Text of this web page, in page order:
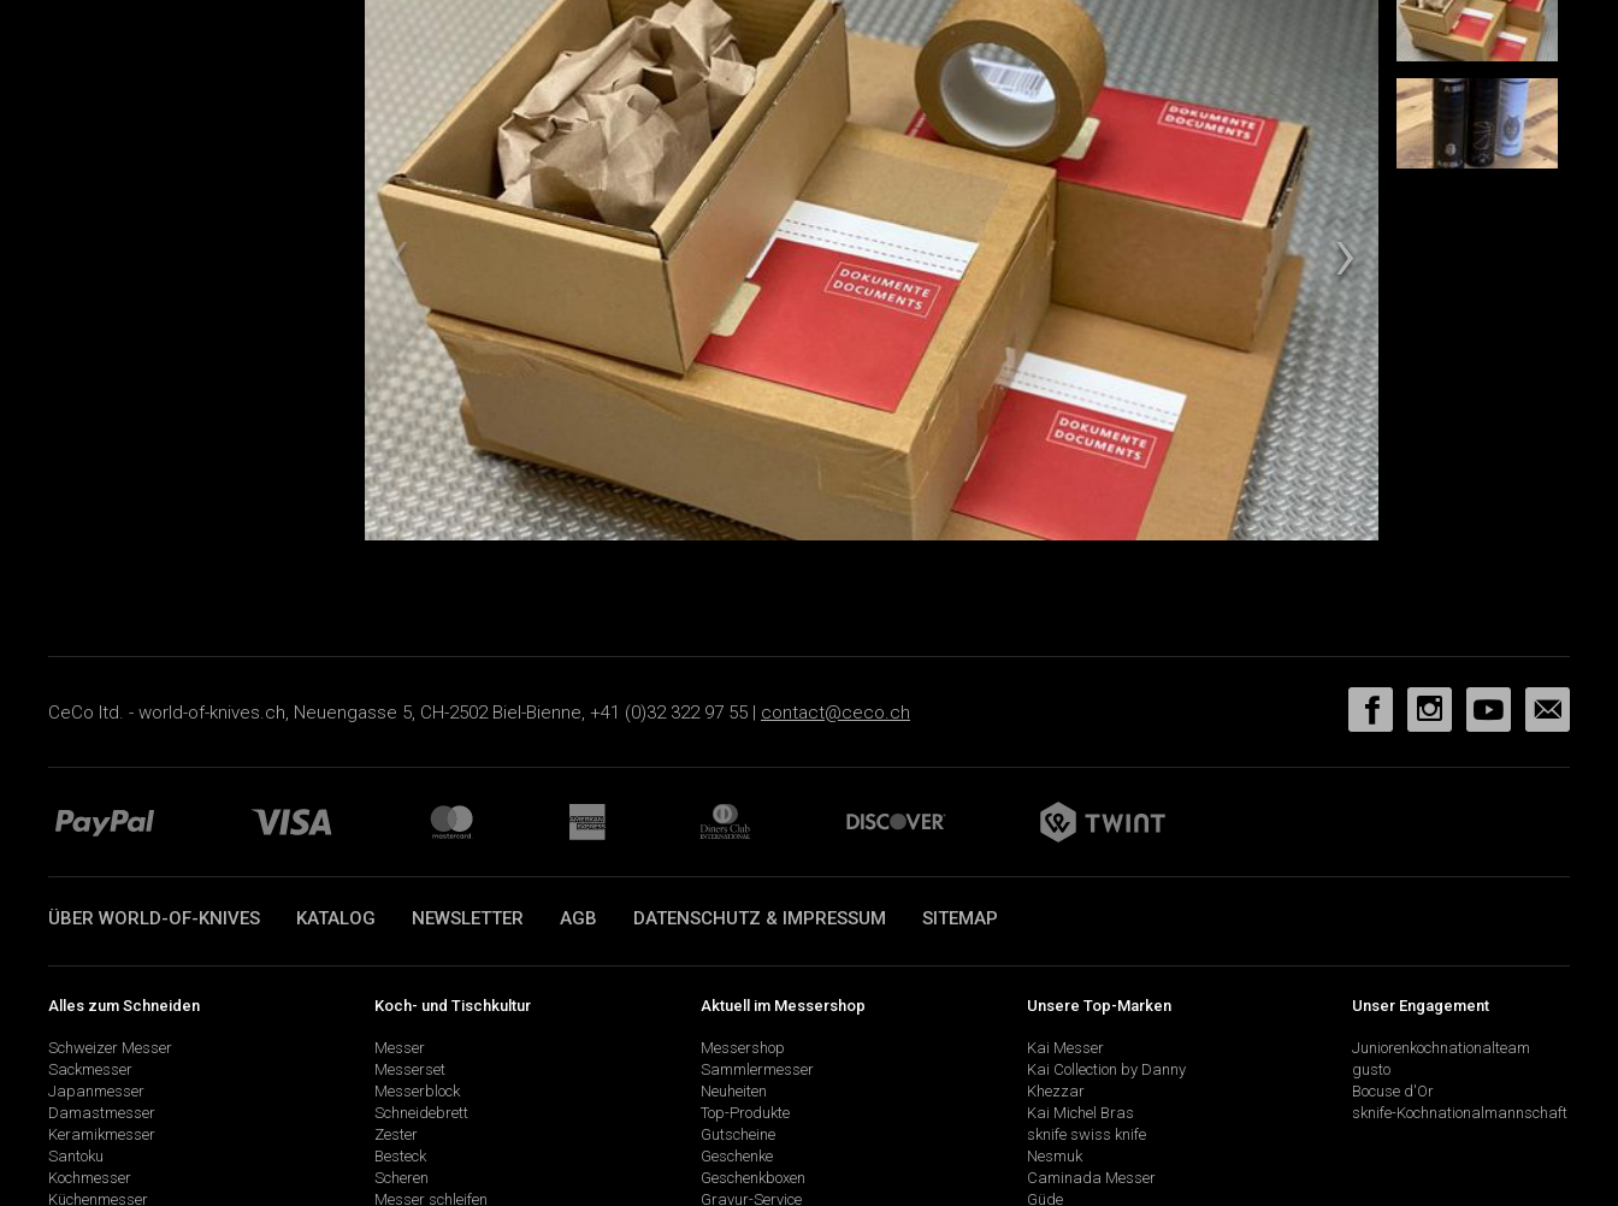
CeCo ltd. - world-of-knives.ch, Neuengasse 5, CH-2502 Biel-Bienne, +41 (0)32 322 97 55 | contact@ceco.ch
ÜBER WORLD-OF-KNIVES KATALOG NEWSLETTER AGB DATENSCHUTZ & IMPRESSUM SITEMAP
Alles zum Schneiden
Schweizer Messer
Sackmesser
Japanmesser
Damastmesser
Keramikmesser
Santoku
Kochmesser
Küchenmesser
Koch- und Tischkultur
Messer
Messerset
Messerblock
Schneidebrett
Zester
Besteck
Scheren
Messer schleifen
Aktuell im Messershop
Messershop
Sammlermesser
Neuheiten
Top-Produkte
Gutscheine
Geschenke
Geschenkboxen
Gravur-Service
Unsere Top-Marken
Kai Messer
Kai Collection by Danny
Khezzar
Kai Michel Bras
sknife swiss knife
Nesmuk
Caminada Messer
Güde
Unser Engagement
Juniorenkochnationalteam
gusto
Bocuse d'Or
sknife-Kochnationalmannschaft